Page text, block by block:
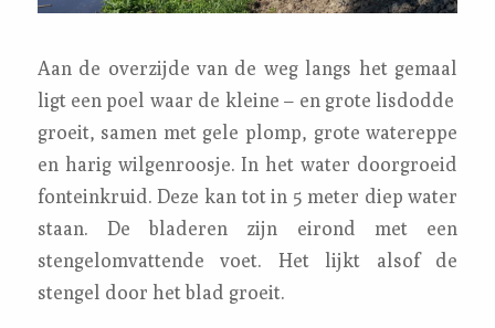
Aan de overzijde van de weg langs het gemaal
ligt een poel waar de kleine – en grote lisdodde
groeit, samen met gele plomp, grote watereppe
en harig wilgenroosje. In het water doorgroeid
fonteinkruid. Deze kan tot in 5 meter diep water
staan. De bladeren zijn eirond met een
stengelomvattende voet. Het lijkt alsof de
stengel door het blad groeit.